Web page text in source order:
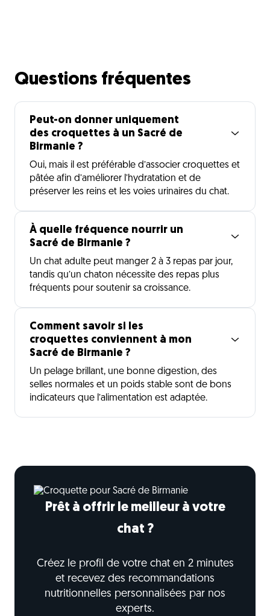
Questions fréquentes
Peut-on donner uniquement
des croquettes à un Sacré de
Birmanie ?
Oui, mais il est préférable d’associer croquettes et
pâtée afin d’améliorer l’hydratation et de
préserver les reins et les voies urinaires du chat.
À quelle fréquence nourrir un
Sacré de Birmanie ?
Un chat adulte peut manger 2 à 3 repas par jour,
tandis qu’un chaton nécessite des repas plus
fréquents pour soutenir sa croissance.
Comment savoir si les
croquettes conviennent à mon
Sacré de Birmanie ?
Un pelage brillant, une bonne digestion, des
selles normales et un poids stable sont de bons
indicateurs que l’alimentation est adaptée.
Prêt à offrir le meilleur à votre
chat ?
Créez le profil de votre chat en 2 minutes
et recevez des recommandations
nutritionnelles personnalisées par nos
experts.